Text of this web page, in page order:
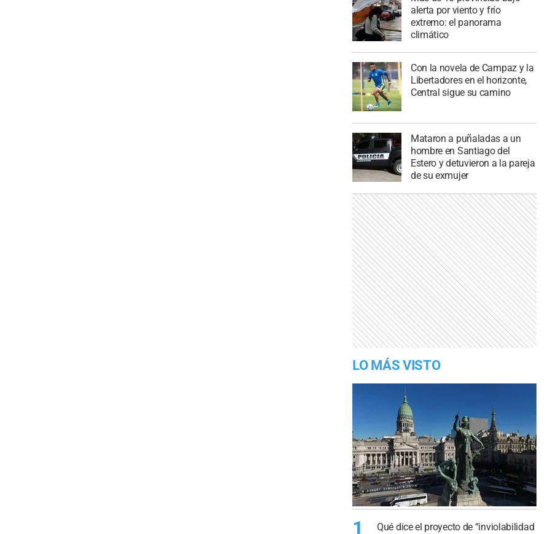
alerta por viento y frío
extremo: el panorama
climático
Con la novela de Campaz y la
Libertadores en el horizonte,
Central sigue su camino
Mataron a puñaladas a un
hombre en Santiago del
Estero y detuvieron a la pareja
de su exmujer
LO MÁS VISTO
1
Qué dice el proyecto de “inviolabilidad